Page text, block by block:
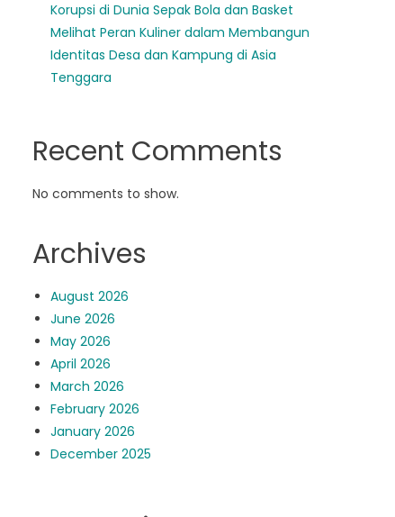
Korupsi di Dunia Sepak Bola dan Basket
Melihat Peran Kuliner dalam Membangun
Identitas Desa dan Kampung di Asia
Tenggara
Recent Comments
No comments to show.
Archives
August 2026
June 2026
May 2026
April 2026
March 2026
February 2026
January 2026
December 2025